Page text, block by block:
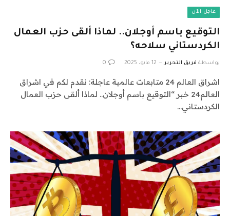
عاجل الآن
التوقيع باسم أوجلان.. لماذا ألقى حزب العمال
الكردستاني سلاحه؟
بواسطة فريق التحرير 12 مايو، 2025 0
اشراق العالم 24 متابعات عالمية عاجلة: نقدم لكم في اشراق
العالم24 خبر “التوقيع باسم أوجلان.. لماذا ألقى حزب العمال
الكردستاني…